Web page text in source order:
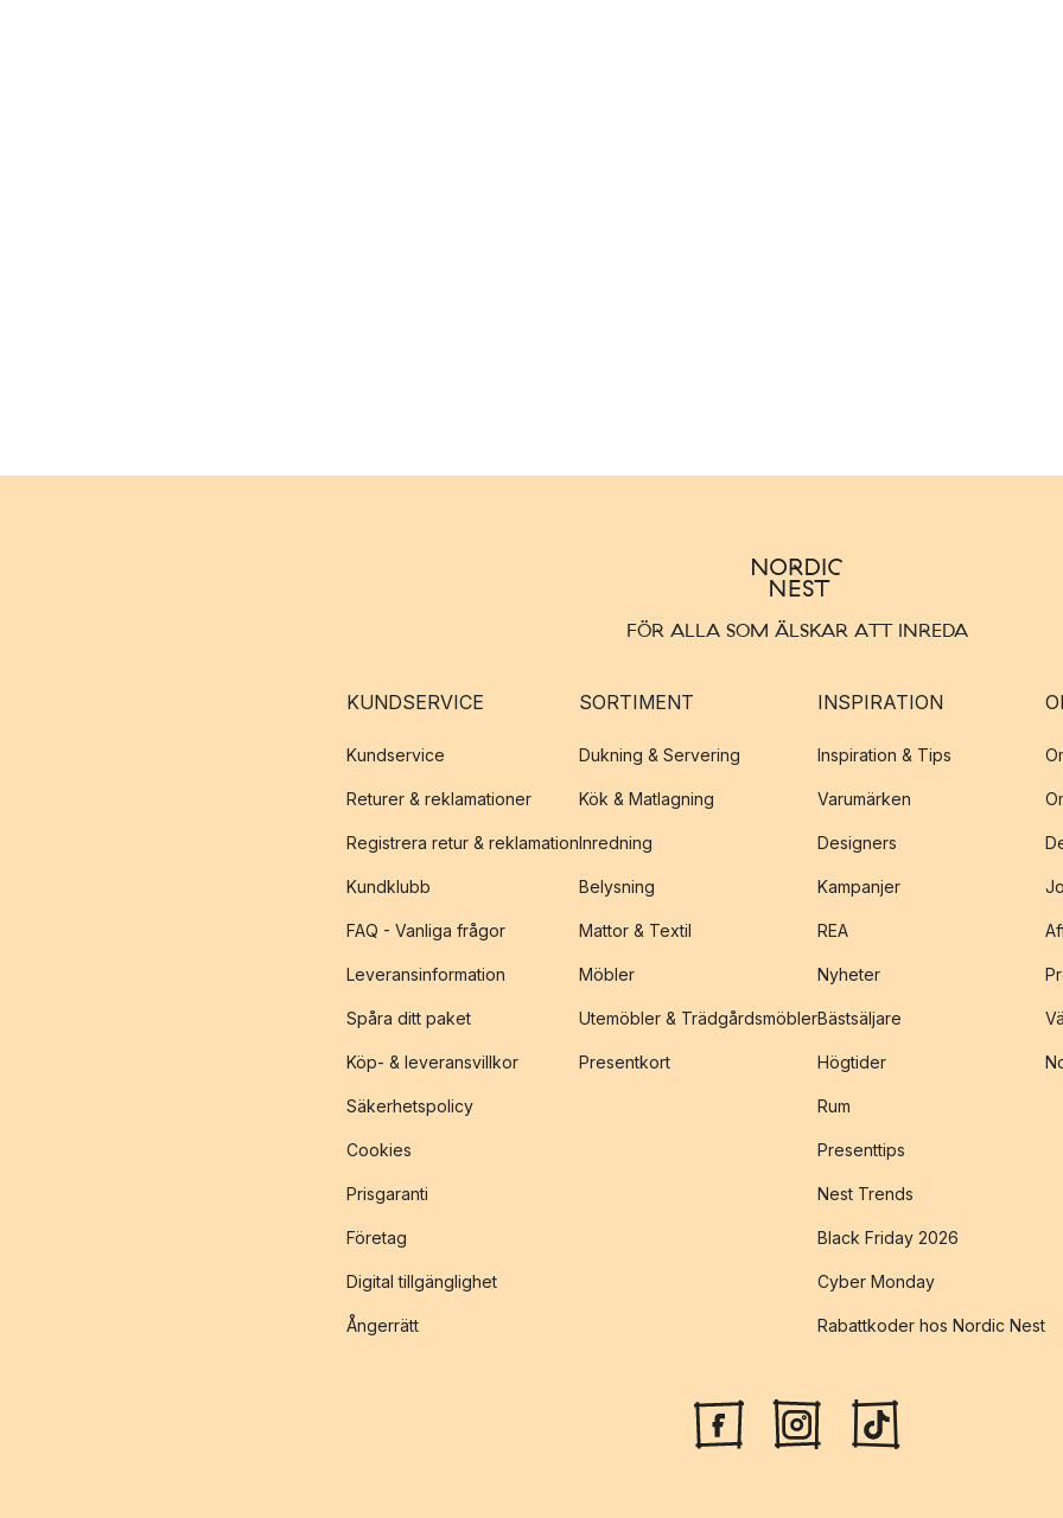
FÖR ALLA SOM ÄLSKAR ATT INREDA
KUNDSERVICE
Kundservice
Returer & reklamationer
Registrera retur & reklamation
Kundklubb
FAQ - Vanliga frågor
Leveransinformation
Spåra ditt paket
Köp- & leveransvillkor
Säkerhetspolicy
Cookies
Prisgaranti
Företag
Digital tillgänglighet
Ångerrätt
SORTIMENT
Dukning & Servering
Kök & Matlagning
Inredning
Belysning
Mattor & Textil
Möbler
Utemöbler & Trädgårdsmöbler
Presentkort
INSPIRATION
Inspiration & Tips
Varumärken
Designers
Kampanjer
REA
Nyheter
Bästsäljare
Högtider
Rum
Presenttips
Nest Trends
Black Friday 2026
Cyber Monday
Rabattkoder hos Nordic Nest